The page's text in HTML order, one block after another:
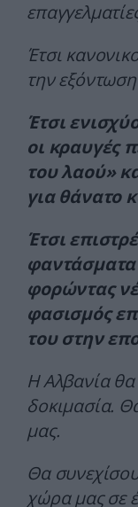
Έτσι
την
Έτσι
οι κραυγές
του λαού»
για θάνατο
Έτσι
φορώντας
φασισμός
του στην
Η Αλβανία θα
δοκιμασία.
μας.
Θα
χώρα μας σε